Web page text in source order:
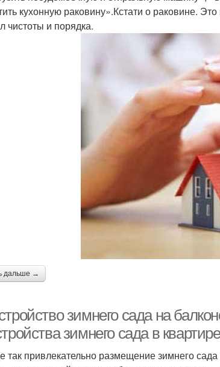
кухонную раковину».Кстати о раковине.
чистоты и порядка.
дальше →
зимнего сада на
зимнего сада в квартире
так привлекательно размещение зимнего